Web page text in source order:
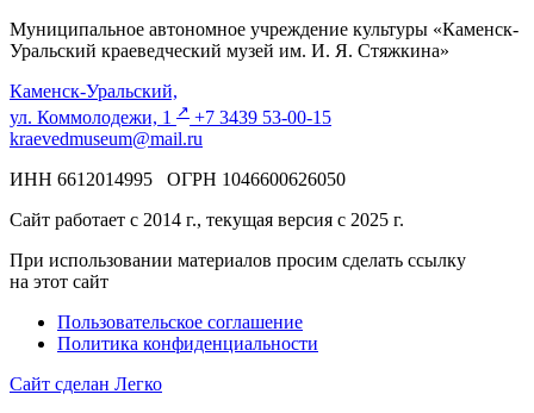
Муниципальное автономное учреждение культуры «Каменск-
Уральский краеведческий музей им. И. Я. Стяжкина»
Каменск-Уральский,
ул. Коммолодежи, 1 ↗️ +7 3439 53-00-15
kraevedmuseum@mail.ru
ИНН 6612014995 ОГРН 1046600626050
Сайт работает с 2014 г., текущая версия с 2025 г.
При использовании материалов просим сделать ссылку
на этот сайт
Пользовательское соглашение
Политика конфиденциальности
Сайт сделан Легко